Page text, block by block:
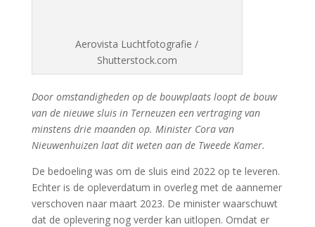
Aerovista Luchtfotografie /
Shutterstock.com
Door omstandigheden op de bouwplaats loopt de bouw
van de nieuwe sluis in Terneuzen een vertraging van
minstens drie maanden op. Minister Cora van
Nieuwenhuizen laat dit weten aan de Tweede Kamer.
De bedoeling was om de sluis eind 2022 op te leveren.
Echter is de opleverdatum in overleg met de aannemer
verschoven naar maart 2023. De minister waarschuwt
dat de oplevering nog verder kan uitlopen. Omdat er